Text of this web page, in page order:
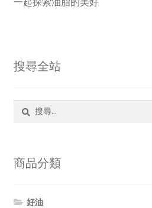
搜尋全站
字:
商品分類
好油